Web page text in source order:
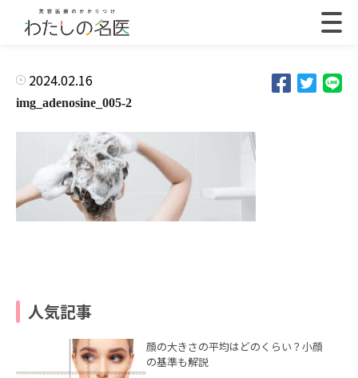
2024.02.16
img_adenosine_005-2
人気記事
顔の大きさの平均はどのくらい？小顔
の基準も解説